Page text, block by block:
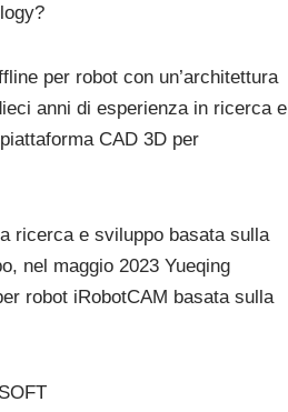
per robot con un’architettura
anni di esperienza in ricerca e
CAD 3D per
ricerca e sviluppo basata sulla
nel maggio 2023 Yueqing
robot iRobotCAM basata sulla